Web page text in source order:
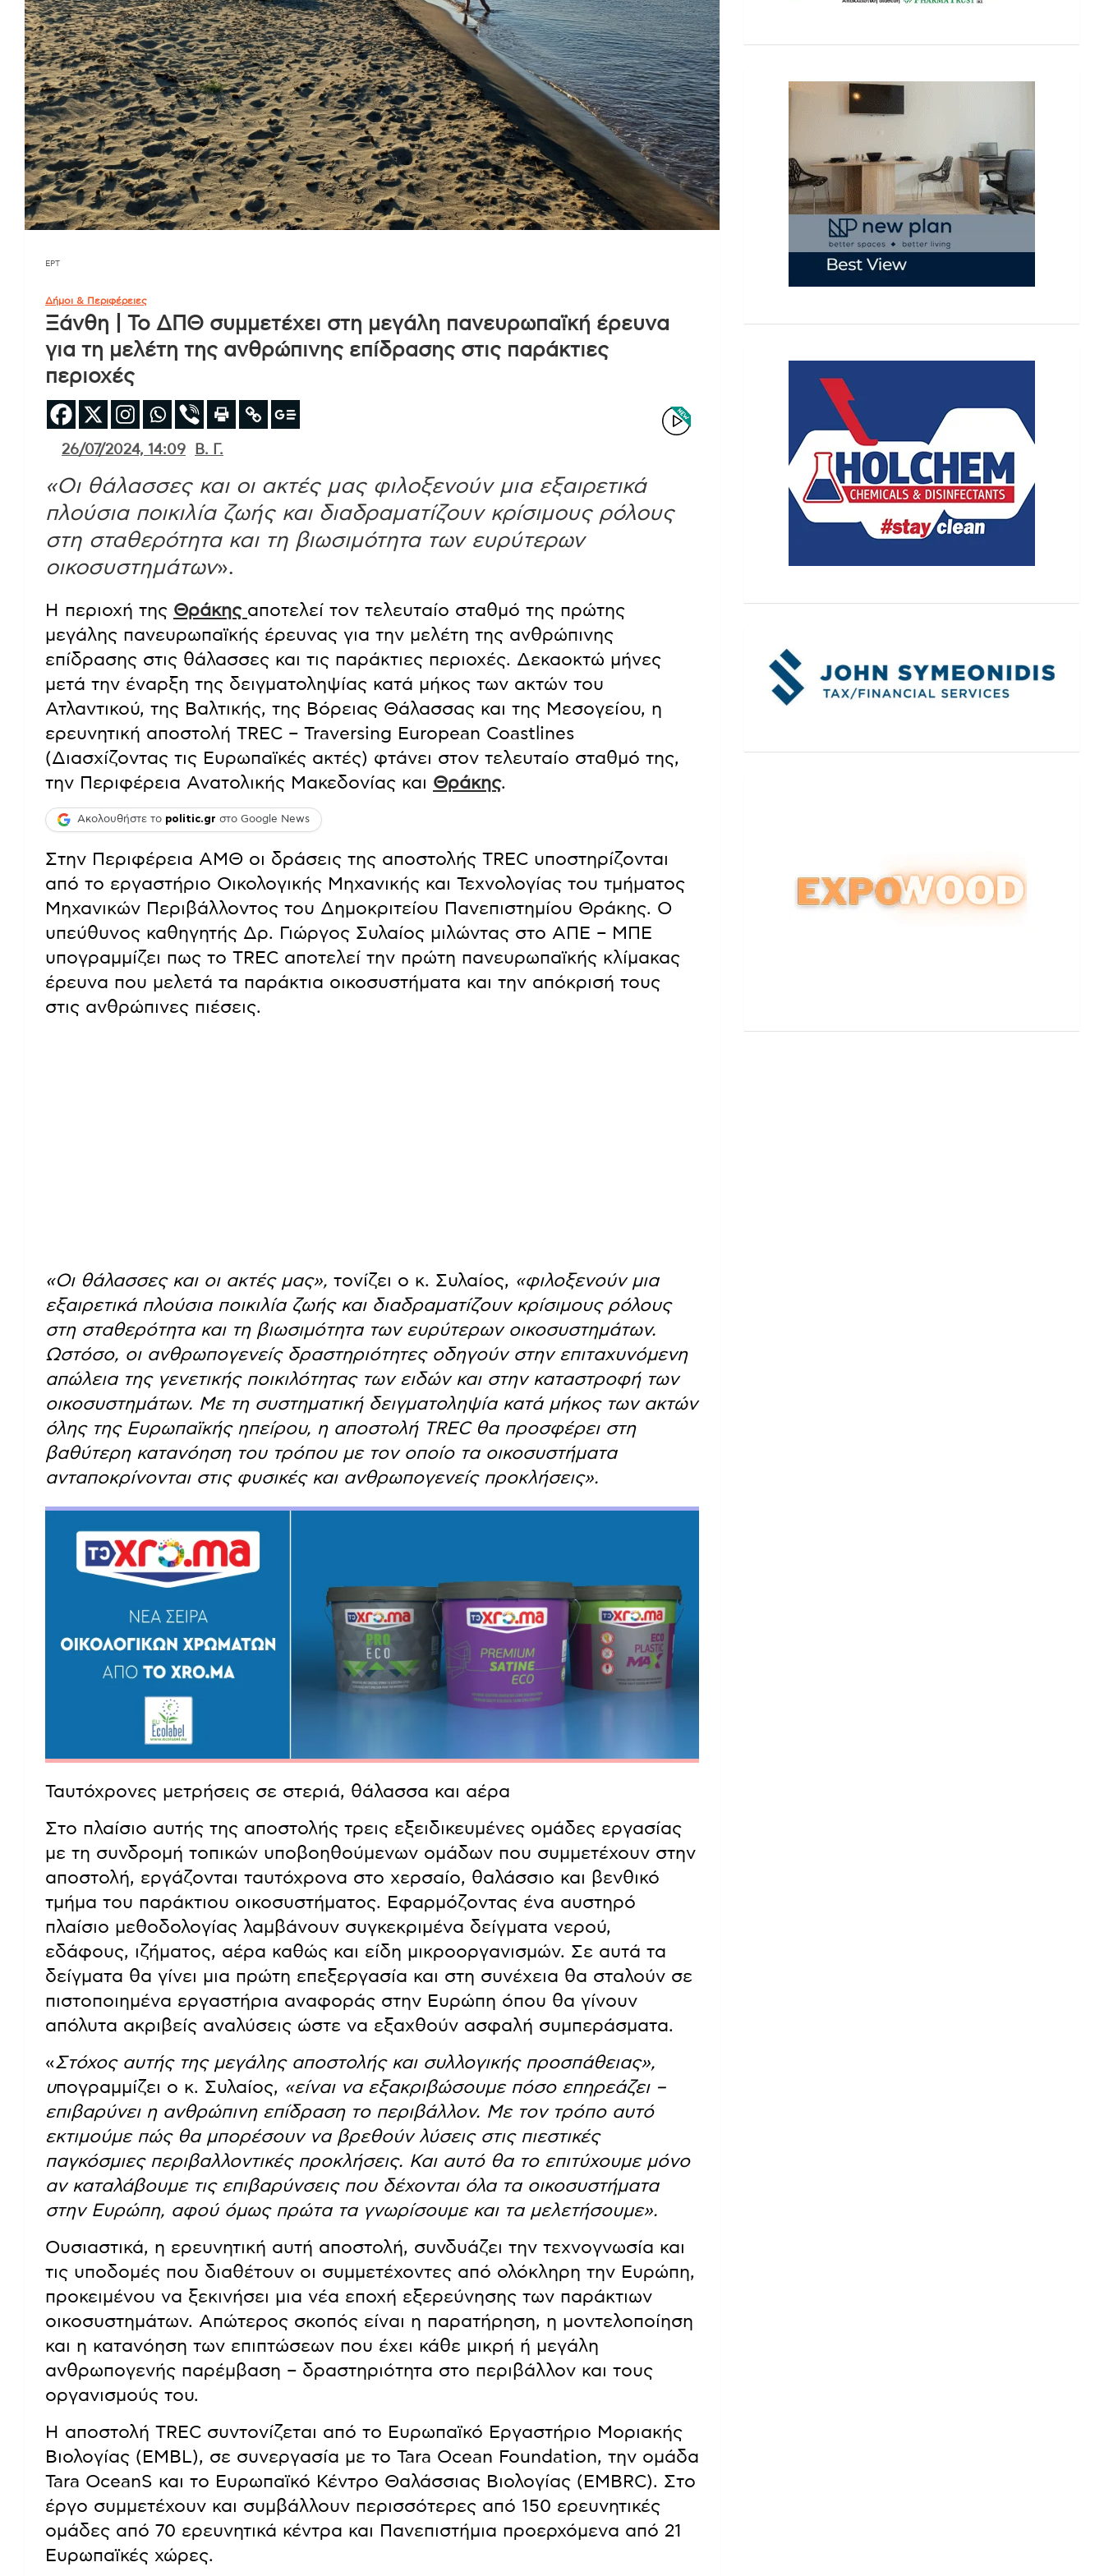
ΕΡΤ
Δήμοι & Περιφέρειες
Ξάνθη | Το ΔΠΘ συμμετέχει στη μεγάλη πανευρωπαϊκή έρευνα
για τη μελέτη της ανθρώπινης επίδρασης στις παράκτιες
περιοχές
26/07/2024, 14:09 Β. Γ.
«Οι θάλασσες και οι ακτές μας φιλοξενούν μια εξαιρετικά
πλούσια ποικιλία ζωής και διαδραματίζουν κρίσιμους ρόλους
στη σταθερότητα και τη βιωσιμότητα των ευρύτερων
οικοσυστημάτων».
Η περιοχή της Θράκης αποτελεί τον τελευταίο σταθμό της πρώτης
μεγάλης πανευρωπαϊκής έρευνας για την μελέτη της ανθρώπινης
επίδρασης στις θάλασσες και τις παράκτιες περιοχές. Δεκαοκτώ μήνες
μετά την έναρξη της δειγματοληψίας κατά μήκος των ακτών του
Ατλαντικού, της Βαλτικής, της Βόρειας Θάλασσας και της Μεσογείου, η
ερευνητική αποστολή TREC – Traversing European Coastlines
(Διασχίζοντας τις Ευρωπαϊκές ακτές) φτάνει στον τελευταίο σταθμό της,
την Περιφέρεια Ανατολικής Μακεδονίας και Θράκης.
Ακολουθήστε το politic.gr στο Google News
Στην Περιφέρεια ΑΜΘ οι δράσεις της αποστολής TREC υποστηρίζονται
από το εργαστήριο Οικολογικής Μηχανικής και Τεχνολογίας του τμήματος
Μηχανικών Περιβάλλοντος του Δημοκριτείου Πανεπιστημίου Θράκης. Ο
υπεύθυνος καθηγητής Δρ. Γιώργος Συλαίος μιλώντας στο ΑΠΕ – ΜΠΕ
υπογραμμίζει πως το TREC αποτελεί την πρώτη πανευρωπαϊκής κλίμακας
έρευνα που μελετά τα παράκτια οικοσυστήματα και την απόκρισή τους
στις ανθρώπινες πιέσεις.
«Οι θάλασσες και οι ακτές μας», τονίζει ο κ. Συλαίος, «φιλοξενούν μια
εξαιρετικά πλούσια ποικιλία ζωής και διαδραματίζουν κρίσιμους ρόλους
στη σταθερότητα και τη βιωσιμότητα των ευρύτερων οικοσυστημάτων.
Ωστόσο, οι ανθρωπογενείς δραστηριότητες οδηγούν στην επιταχυνόμενη
απώλεια της γενετικής ποικιλότητας των ειδών και στην καταστροφή των
οικοσυστημάτων. Με τη συστηματική δειγματοληψία κατά μήκος των ακτών
όλης της Ευρωπαϊκής ηπείρου, η αποστολή TREC θα προσφέρει στη
βαθύτερη κατανόηση του τρόπου με τον οποίο τα οικοσυστήματα
ανταποκρίνονται στις φυσικές και ανθρωπογενείς προκλήσεις».
Ταυτόχρονες μετρήσεις σε στεριά, θάλασσα και αέρα
Στο πλαίσιο αυτής της αποστολής τρεις εξειδικευμένες ομάδες εργασίας
με τη συνδρομή τοπικών υποβοηθούμενων ομάδων που συμμετέχουν στην
αποστολή, εργάζονται ταυτόχρονα στο χερσαίο, θαλάσσιο και βενθικό
τμήμα του παράκτιου οικοσυστήματος. Εφαρμόζοντας ένα αυστηρό
πλαίσιο μεθοδολογίας λαμβάνουν συγκεκριμένα δείγματα νερού,
εδάφους, ιζήματος, αέρα καθώς και είδη μικροοργανισμών. Σε αυτά τα
δείγματα θα γίνει μια πρώτη επεξεργασία και στη συνέχεια θα σταλούν σε
πιστοποιημένα εργαστήρια αναφοράς στην Ευρώπη όπου θα γίνουν
απόλυτα ακριβείς αναλύσεις ώστε να εξαχθούν ασφαλή συμπεράσματα.
«Στόχος αυτής της μεγάλης αποστολής και συλλογικής προσπάθειας»,
υπογραμμίζει ο κ. Συλαίος, «είναι να εξακριβώσουμε πόσο επηρεάζει –
επιβαρύνει η ανθρώπινη επίδραση το περιβάλλον. Με τον τρόπο αυτό
εκτιμούμε πώς θα μπορέσουν να βρεθούν λύσεις στις πιεστικές
παγκόσμιες περιβαλλοντικές προκλήσεις. Και αυτό θα το επιτύχουμε μόνο
αν καταλάβουμε τις επιβαρύνσεις που δέχονται όλα τα οικοσυστήματα
στην Ευρώπη, αφού όμως πρώτα τα γνωρίσουμε και τα μελετήσουμε».
Ουσιαστικά, η ερευνητική αυτή αποστολή, συνδυάζει την τεχνογνωσία και
τις υποδομές που διαθέτουν οι συμμετέχοντες από ολόκληρη την Ευρώπη,
προκειμένου να ξεκινήσει μια νέα εποχή εξερεύνησης των παράκτιων
οικοσυστημάτων. Απώτερος σκοπός είναι η παρατήρηση, η μοντελοποίηση
και η κατανόηση των επιπτώσεων που έχει κάθε μικρή ή μεγάλη
ανθρωπογενής παρέμβαση – δραστηριότητα στο περιβάλλον και τους
οργανισμούς του.
Η αποστολή TREC συντονίζεται από το Ευρωπαϊκό Εργαστήριο Μοριακής
Βιολογίας (EMBL), σε συνεργασία με το Tara Ocean Foundation, την ομάδα
Tara OceanS και το Ευρωπαϊκό Κέντρο Θαλάσσιας Βιολογίας (EMBRC). Στο
έργο συμμετέχουν και συμβάλλουν περισσότερες από 150 ερευνητικές
ομάδες από 70 ερευνητικά κέντρα και Πανεπιστήμια προερχόμενα από 21
Ευρωπαϊκές χώρες.